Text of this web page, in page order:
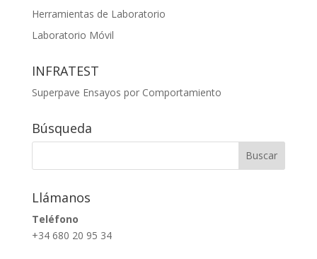
Herramientas de Laboratorio
Laboratorio Móvil
INFRATEST
Superpave Ensayos por Comportamiento
Búsqueda
Llámanos
Teléfono
+34 680 20 95 34